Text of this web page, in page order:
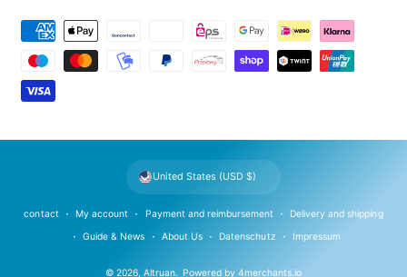
m
n
© 2026,Altruan. Powered by 4merchants.io
contact My account Payment and reimbursement Delivery and shipping
Guide & News About Us Datenschutz Impressum
United States (USD $)